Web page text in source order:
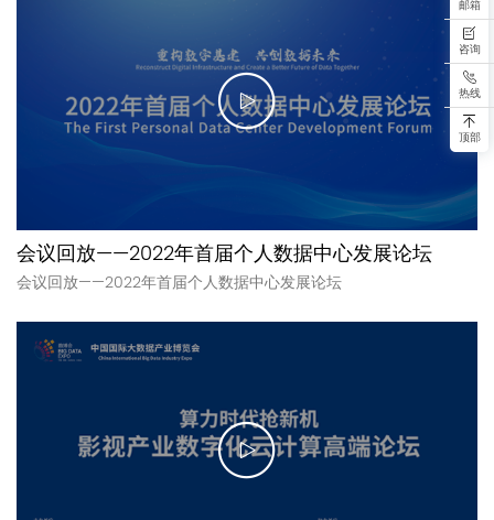
会议回放——2022年首届个人数据中心发展论坛
会议回放——2022年首届个人数据中心发展论坛
邮箱
咨询
热线
顶部